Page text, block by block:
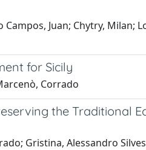
Juan; Chytry, Milan;
for Sicily
Corrado
the Traditional
Gristina, Alessandro